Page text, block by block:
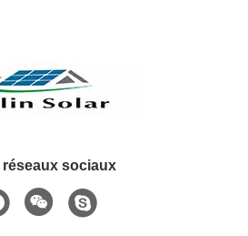
réseaux sociaux